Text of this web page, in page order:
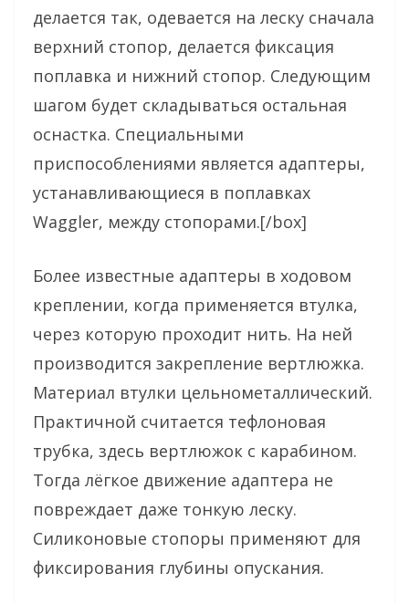
делается так, одевается на леску сначала
верхний стопор, делается фиксация
поплавка и нижний стопор. Следующим
шагом будет складываться остальная
оснастка. Специальными
приспособлениями является адаптеры,
устанавливающиеся в поплавках
Waggler, между стопорами.[/box]
Более известные адаптеры в ходовом
креплении, когда применяется втулка,
через которую проходит нить. На ней
производится закрепление вертлюжка.
Материал втулки цельнометаллический.
Практичной считается тефлоновая
трубка, здесь вертлюжок с карабином.
Тогда лёгкое движение адаптера не
повреждает даже тонкую леску.
Силиконовые стопоры применяют для
фиксирования глубины опускания.